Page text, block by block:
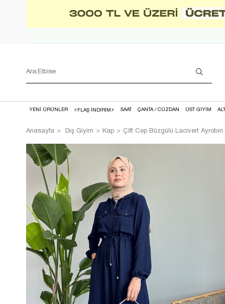
YENİ ÜRÜNLER ⚡FLAŞ İNDİRİM⚡ SAAT ÇANTA / CÜZDAN ÜST GİYİM
Anasayfa Dış Giyim Kap Çift Cep Büzgülü Lacivert Ayrobin